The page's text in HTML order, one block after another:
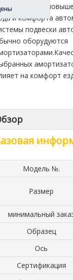
и кузова,
и комфорта
подвески
оборудуются
на комфорт
Модель №.
Размер
минимальный
Образец
Ось
Сертификация